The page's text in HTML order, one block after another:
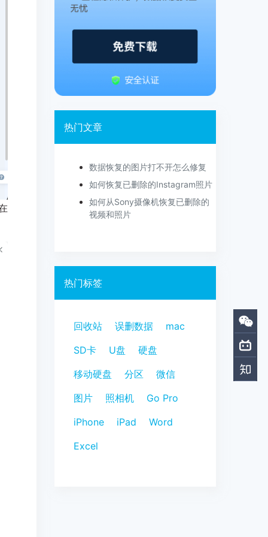
热门文章
数据恢复的图片打不开怎么修复
如何恢复已删除的Instagram照片
如何从Sony摄像机恢复已删除的
视频和照片
热门标签
回收站 误删数据
mac
SD卡
U盘
硬盘
移动硬盘
分区
微信
图片
照相机
Go Pro
iPhone
iPad
Word
Excel